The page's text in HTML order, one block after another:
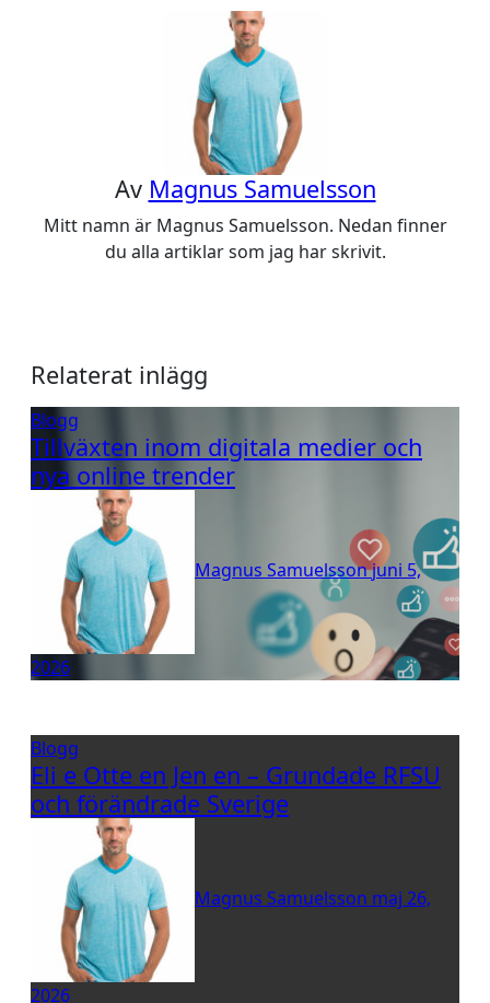
Av Magnus Samuelsson
Mitt namn är Magnus Samuelsson. Nedan finner
du alla artiklar som jag har skrivit.
Relaterat inlägg
Blogg
Tillväxten inom digitala medier och
nya online trender
Magnus Samuelssonjuni 5,
2026
Blogg
Eli e Otte en Jen en – Grundade RFSU
och förändrade Sverige
Magnus Samuelsson maj 26,
2026